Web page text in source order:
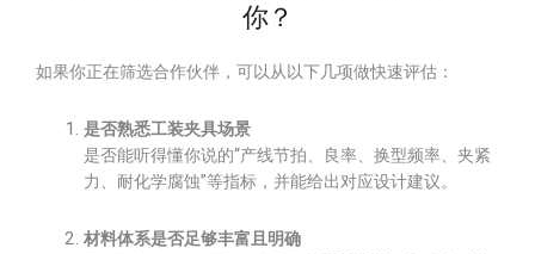
你？
如果你正在筛选合作伙伴，可以从以下几项做快速评估：
是否熟悉工装夹具场景
是否能听得懂你说的“产线节拍、良率、换型频率、夹紧
力、耐化学腐蚀”等指标，并能给出对应设计建议。
材料体系是否足够丰富且明确